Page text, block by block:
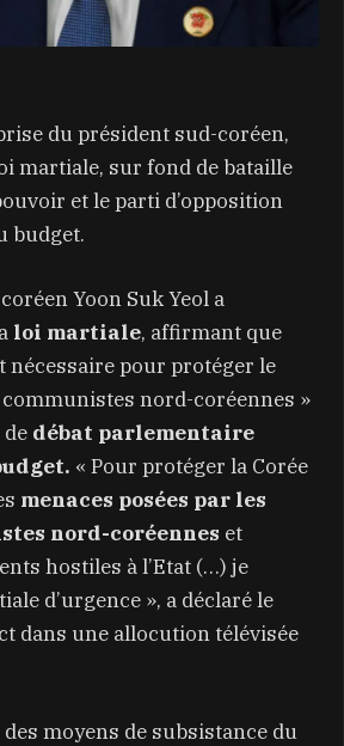
du président sud-coréen,
martiale, sur fond de bataille
et le parti d’opposition
budget.
Yoon Suk Yeol a
loi martiale, affirmant que
nécessaire pour protéger le
communistes nord-coréennes »
débat parlementaire
« Pour protéger la Corée
menaces posées par les
nord-coréennes et
hostiles à l’Etat (…) je
d’urgence », a déclaré le
dans une allocution télévisée
moyens de subsistance du